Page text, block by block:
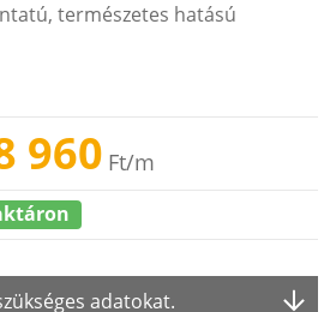
természetes hatású
960 Ft/m
adatokat.